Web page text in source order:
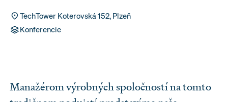
TechTower Koterovská 152, Plzeň
Konferencie
Manažérom výrobných spoločností na tomto